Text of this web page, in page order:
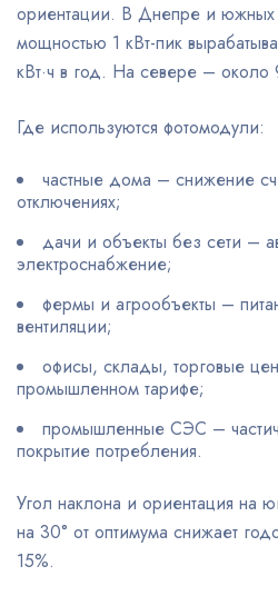
ориентации. В Днепре и южных
мощностью 1 кВт-пик
кВт·ч в год. На севере – около
Где используются фотомодули:
частные дома – снижение
отключениях;
дачи и объекты без сети –
электроснабжение;
фермы и агрообъекты –
вентиляции;
офисы, склады, торговые
промышленном тарифе;
промышленные СЭС –
покрытие потребления.
Угол наклона и ориентация на
на 30° от оптимума снижает
15%.